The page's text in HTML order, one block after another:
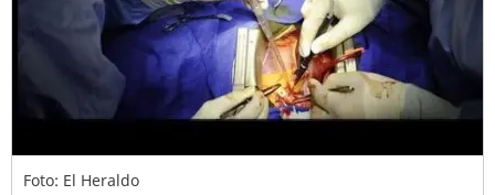
Foto: El Heraldo